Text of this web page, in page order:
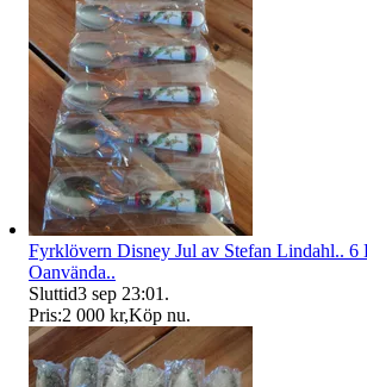
Fyrklövern Disney Jul av Stefan Lindahl.. 6
Oanvända..
Sluttid3 sep 23:01 .
Pris:2 000 kr,Köp nu.